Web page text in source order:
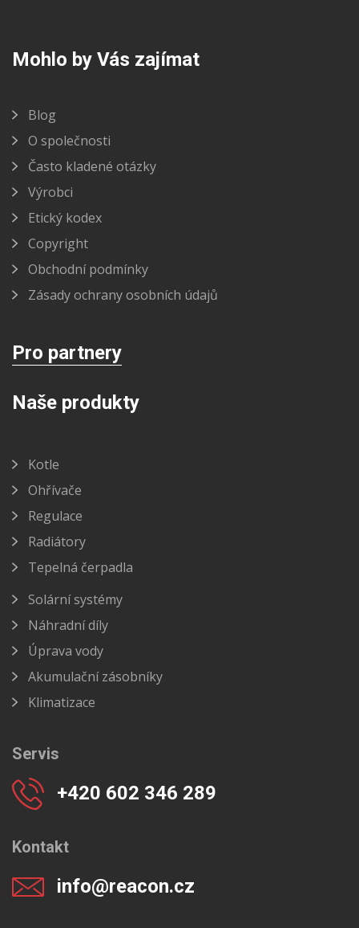
Mohlo by Vás zajímat
Blog
O společnosti
Často kladené otázky
Výrobci
Etický kodex
Copyright
Obchodní podmínky
Zásady ochrany osobních údajů
Pro partnery
Naše produkty
Kotle
Ohřívače
Regulace
Radiátory
Tepelná čerpadla
Solární systémy
Náhradní díly
Úprava vody
Akumulační zásobníky
Klimatizace
Servis
+420 602 346 289
Kontakt
info@reacon.cz